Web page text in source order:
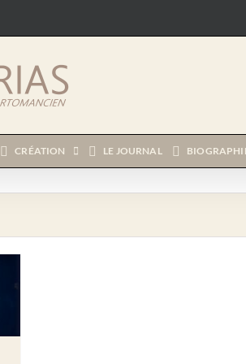
CRÉATION LE JOURNAL